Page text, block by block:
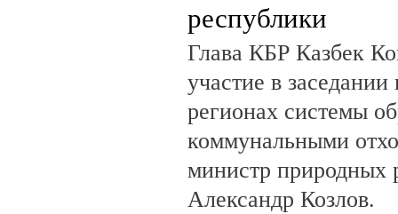
республики
Глава КБР Казбек
участие в
регионах системы
коммунальными
министр природных
Александр Козлов.